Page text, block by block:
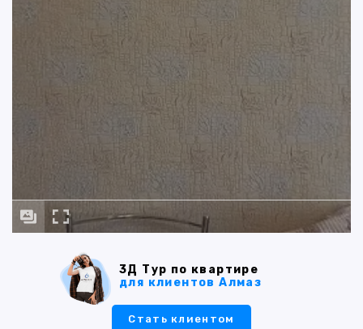
3Д Тур по квартире
для клиентов Алмаз
Стать клиентом